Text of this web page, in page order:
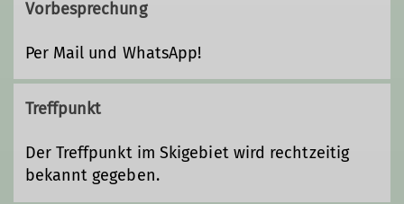
Vorbesprechung
Per Mail und WhatsApp!
Treffpunkt
Der Treffpunkt im Skigebiet wird rechtzeitig
bekannt gegeben.